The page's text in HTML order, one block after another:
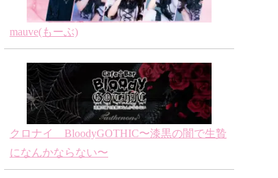
mauve(もーぶ)
クロナイ BloodyGOTHIC〜漆黒の闇で生贄
になんかならない〜